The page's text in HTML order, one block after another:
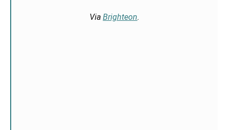
Via Brighteon.